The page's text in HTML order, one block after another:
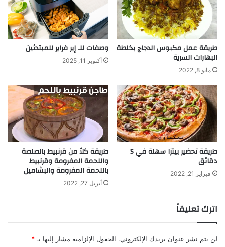
طريقة عمل مكبوس الدجاج بخلطة
البهارات السرية
مايو 8, 2022
وصفات للـ إير فراير للمبتدئين
أكتوبر 11, 2025
طريقة تحضير بيتزا سهلة في 5
دقائق
فبراير 21, 2022
طريقة كلاً من قرنبيط بالصلصة
واللحمة المفرومة وقرنبيط
باللحمة المفرومة والبشاميل
أبريل 27, 2022
اترك تعليقاً
لن يتم نشر عنوان بريدك الإلكتروني. الحقول الإلزامية مشار إليها بـ *